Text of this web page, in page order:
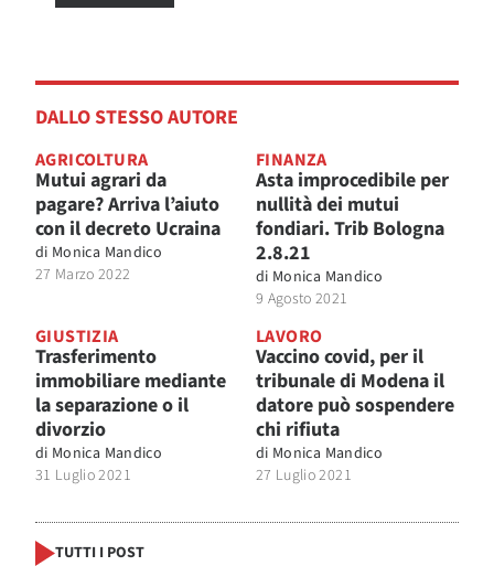
DALLO STESSO AUTORE
AGRICOLTURA
Mutui agrari da
pagare? Arriva l’aiuto
con il decreto Ucraina
di Monica Mandico
27 Marzo 2022
FINANZA
Asta improcedibile per
nullità dei mutui
fondiari. Trib Bologna
2.8.21
di Monica Mandico
9 Agosto 2021
GIUSTIZIA
Trasferimento
immobiliare mediante
la separazione o il
divorzio
di Monica Mandico
31 Luglio 2021
LAVORO
Vaccino covid, per il
tribunale di Modena il
datore può sospendere
chi rifiuta
di Monica Mandico
27 Luglio 2021
TUTTI I POST